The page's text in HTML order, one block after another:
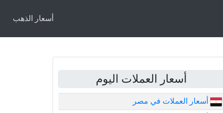
أسعار الذهب
أسعار العملات اليوم
أسعار العملات في مصر